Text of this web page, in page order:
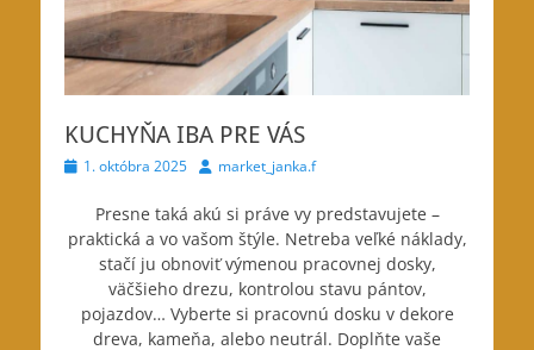
KUCHYŇA IBA PRE VÁS
Posted1. októbra 2025 Authormarket_janka.f
Presne taká akú si práve vy predstavujete –
praktická a vo vašom štýle. Netreba veľké náklady,
stačí ju obnoviť výmenou pracovnej dosky,
väčšieho drezu, kontrolou stavu pántov,
pojazdov… Vyberte si pracovnú dosku v dekore
dreva, kameňa, alebo neutrál. Doplňte vaše